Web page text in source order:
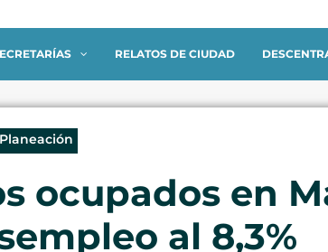
RELATOS DE CIUDAD
ocupados en
al 8,3%